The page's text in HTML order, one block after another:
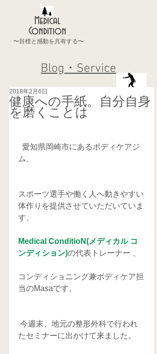
Medical
Condition
〜目標と感動を共有する〜
Blog・Service
健康への手紙。自分自身
を磨くことは
2018年2月6日
ム、
スポーツ選手や働く人へ動きやすい
体作りを提供させていただいていま
す、
Medical ConditioN(メディカル コ
ンディション)の代表トレーナー 、
コンディショニング兼ボディケア担
当のMasaです。
たセミナーに出かけて来ました。